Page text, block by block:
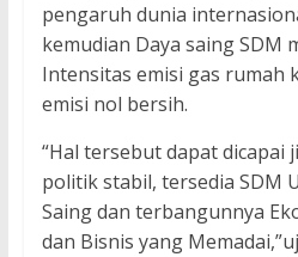
pengaruh dunia
kemudian Daya saing SDM
Intensitas emisi gas rumah
emisi nol bersih.
“Hal tersebut dapat dicapai
politik stabil, tersedia SDM
Saing dan terbangunnya
dan Bisnis yang